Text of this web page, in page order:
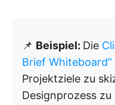
📌 Beispiel: Die
Brief Whiteboard”
Projektziele zu
Designprozess zu